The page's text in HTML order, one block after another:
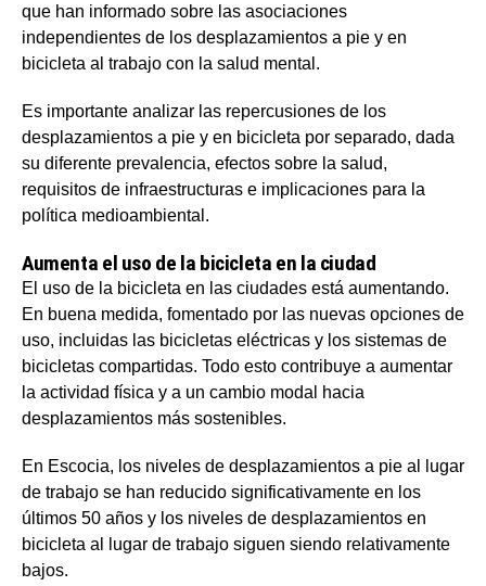
que han informado sobre las asociaciones
independientes de los desplazamientos a pie y en
bicicleta al trabajo con la salud mental.
Es importante analizar las repercusiones de los
desplazamientos a pie y en bicicleta por separado, dada
su diferente prevalencia, efectos sobre la salud,
requisitos de infraestructuras e implicaciones para la
política medioambiental.
Aumenta el uso de la bicicleta en la ciudad
El uso de la bicicleta en las ciudades está aumentando.
En buena medida, fomentado por las nuevas opciones de
uso, incluidas las bicicletas eléctricas y los sistemas de
bicicletas compartidas. Todo esto contribuye a aumentar
la actividad física y a un cambio modal hacia
desplazamientos más sostenibles.
En Escocia, los niveles de desplazamientos a pie al lugar
de trabajo se han reducido significativamente en los
últimos 50 años y los niveles de desplazamientos en
bicicleta al lugar de trabajo siguen siendo relativamente
bajos.